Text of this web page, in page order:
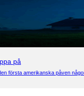
på
första amerikanska påven